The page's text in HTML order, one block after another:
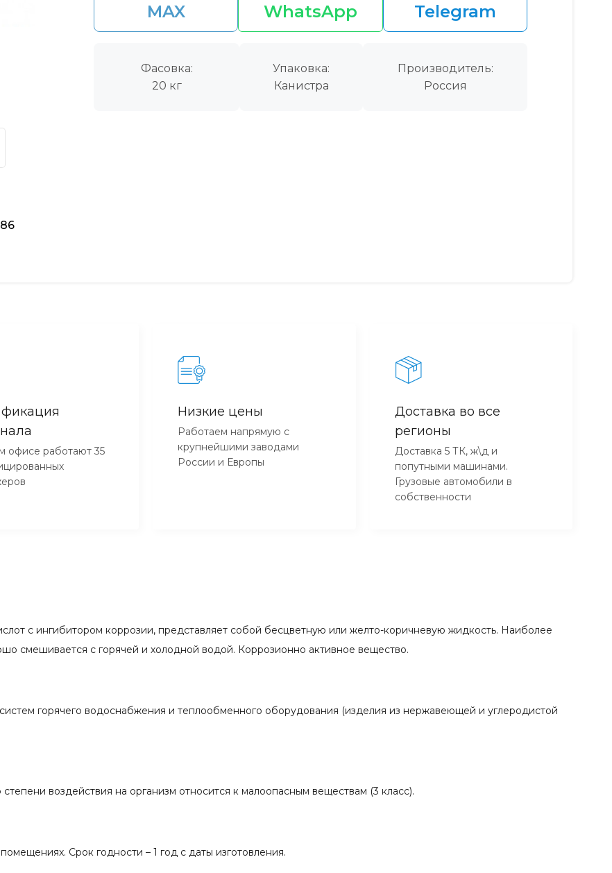
MAX WhatsApp Telegram
Фасовка:
20 кг
Упаковка:
Канистра
Производитель:
Россия
офисе работают 35
Низкие цены
Работаем напрямую с
крупнейшими заводами
России и Европы
Доставка во все
регионы
Доставка 5 ТК, ж\д и
попутными машинами.
Грузовые автомобили в
собственности
с ингибитором коррозии, представляет собой бесцветную или желто-коричневую жидкость. Наиболее
смешивается с горячей и холодной водой. Коррозионно активное вещество.
горячего водоснабжения и теплообменного оборудования (изделия из нержавеющей и углеродистой
воздействия на организм относится к малоопасным веществам (3 класс).
Срок годности – 1 год с даты изготовления.